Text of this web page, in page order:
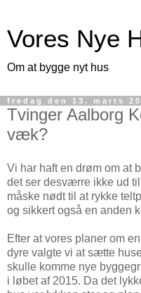
Vores Nye
Om at bygge nyt hus
fredag den 13. marts
Tvinger Aalborg
væk?
Vi har haft en drøm om at
det ser desværre ikke ud
måske nødt til at rykke
og sikkert også en anden
Efter at vores planer om
dyre valgte vi at sætte
skulle komme nye
i løbet af 2015. Da det